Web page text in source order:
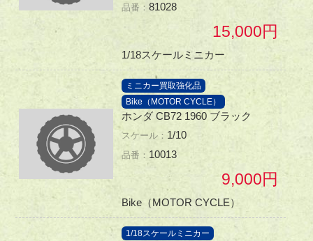
81028
15,000
1/18スケールミニカー
ミニカー買取強化品
Bike（MOTOR CYCLE）
ホンダ CB72 1960 ブラック
1/10
10013
9,000
Bike（MOTOR CYCLE）
1/18スケールミニカー